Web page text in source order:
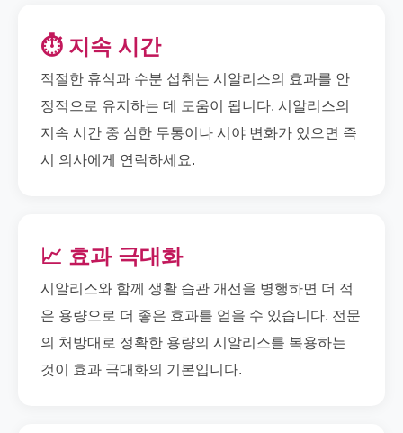
⏱️ 지속 시간
적절한 휴식과 수분 섭취는 시알리스의 효과를 안
정적으로 유지하는 데 도움이 됩니다. 시알리스의
지속 시간 중 심한 두통이나 시야 변화가 있으면 즉
시 의사에게 연락하세요.
📈 효과 극대화
시알리스와 함께 생활 습관 개선을 병행하면 더 적
은 용량으로 더 좋은 효과를 얻을 수 있습니다. 전문
의 처방대로 정확한 용량의 시알리스를 복용하는
것이 효과 극대화의 기본입니다.